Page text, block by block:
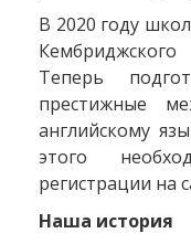
В 2020 году
Теперь
престижные
английскому
этого
регистрации на
Наша история